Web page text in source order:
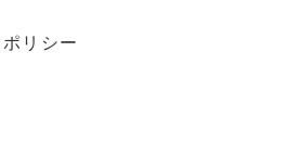
リシー